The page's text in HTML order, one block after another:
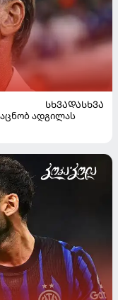
ᲡᲮᲕᲐᲓᲐᲡᲮᲕᲐ
ადგილას